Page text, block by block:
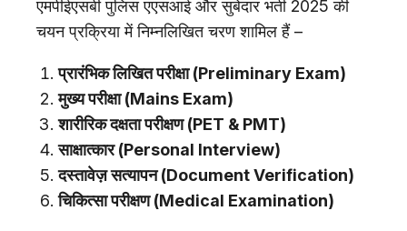
एमपीईएसबी पुलिस एएसआई और सुबेदार भर्ती 2025 की
चयन प्रक्रिया में निम्नलिखित चरण शामिल हैं –
प्रारंभिक लिखित परीक्षा (Preliminary Exam)
मुख्य परीक्षा (Mains Exam)
शारीरिक दक्षता परीक्षण (PET & PMT)
साक्षात्कार (Personal Interview)
दस्तावेज़ सत्यापन (Document Verification)
चिकित्सा परीक्षण (Medical Examination)